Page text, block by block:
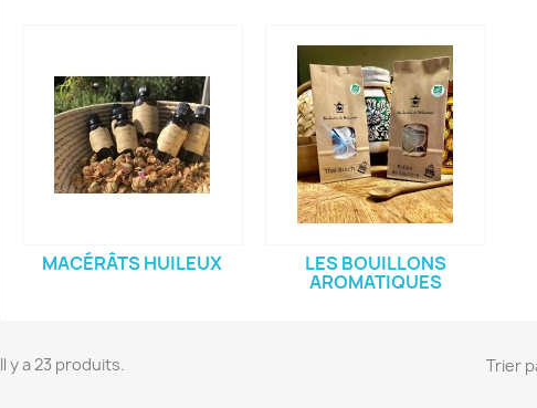
MACÉRÂTS HUILEUX LES BOUILLONS
AROMATIQUES
Il y a 23 produits. Trier